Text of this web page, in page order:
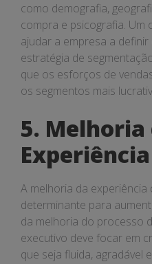
como demografia,
compra e psicografia. Um
ajudar a empresa a
estratégia de
que os esforços de
os segmentos mais
5. Melhoria
A melhoria da
determinante para
da melhoria do processo
executivo deve focar em
que seja fluida, agradável